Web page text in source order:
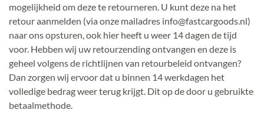
mogelijkheid om deze te retourneren. U kunt deze na het
retour aanmelden (via onze mailadres info@fastcargoods.nl)
naar ons opsturen, ook hier heeft u weer 14 dagen de tijd
voor. Hebben wij uw retourzending ontvangen en deze is
geheel volgens de richtlijnen van retourbeleid ontvangen?
Dan zorgen wij ervoor dat u binnen 14 werkdagen het
volledige bedrag weer terug krijgt. Dit op de door u gebruikte
betaalmethode.